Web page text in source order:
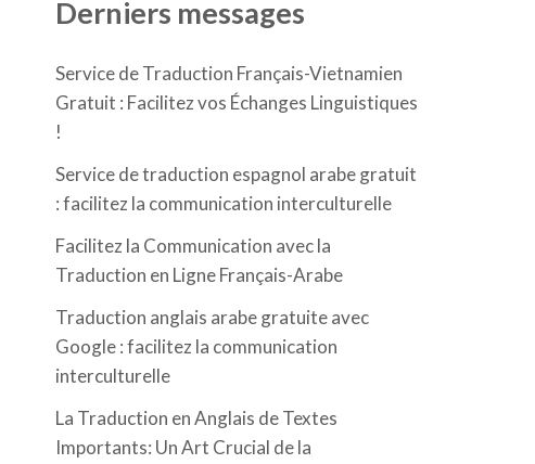
Derniers messages
Service de Traduction Français-Vietnamien
Gratuit : Facilitez vos Échanges Linguistiques
!
Service de traduction espagnol arabe gratuit
: facilitez la communication interculturelle
Facilitez la Communication avec la
Traduction en Ligne Français-Arabe
Traduction anglais arabe gratuite avec
Google : facilitez la communication
interculturelle
La Traduction en Anglais de Textes
Importants: Un Art Crucial de la